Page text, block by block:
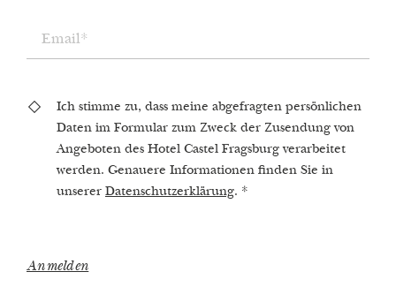
Ich stimme zu, dass meine abgefragten persönlichen
Daten im Formular zum Zweck der Zusendung von
Angeboten des Hotel Castel Fragsburg verarbeitet
werden. Genauere Informationen finden Sie in
unserer Datenschutzerklärung. *
Anmelden